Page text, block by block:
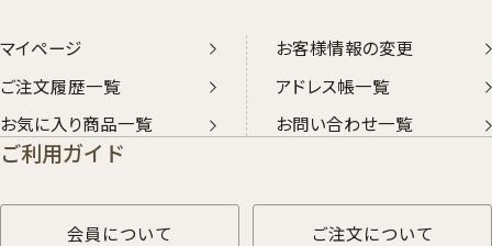
マイページ
お客様情報の変更
ご注文履歴一覧
アドレス帳一覧
お気に入り商品一覧
お問い合わせ一覧
ご利用ガイド
会員について ご注文について